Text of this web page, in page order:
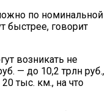
по номинальной
быстрее, говорит
возникать не
— до 10,2 трлн руб.,
тыс. км., на что